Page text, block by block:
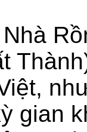
gian